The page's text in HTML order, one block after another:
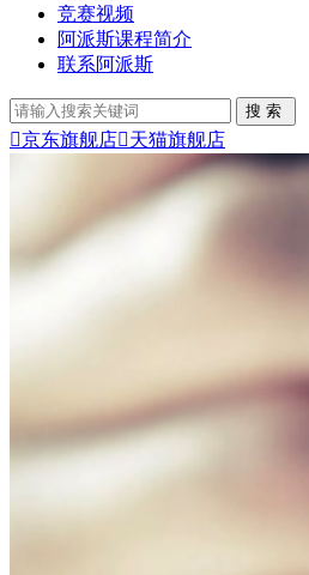
竞赛视频
阿派斯课程简介
联系阿派斯
京东旗舰店天猫旗舰店